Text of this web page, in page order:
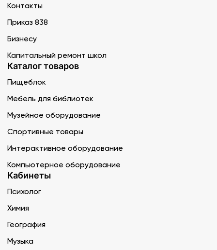
Контакты
Приказ 838
Бизнесу
Капитальный ремонт школ
Каталог товаров
Пищеблок
Мебель для библиотек
Музейное оборудование
Спортивные товары
Интерактивное оборудование
Компьютерное оборудование
Кабинеты
Психолог
Химия
География
Музыка